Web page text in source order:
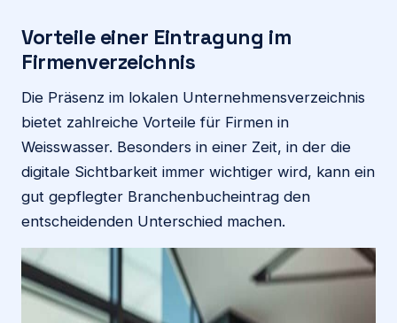
Vorteile einer Eintragung im
Firmenverzeichnis
Die Präsenz im lokalen Unternehmensverzeichnis
bietet zahlreiche Vorteile für Firmen in
Weisswasser. Besonders in einer Zeit, in der die
digitale Sichtbarkeit immer wichtiger wird, kann ein
gut gepflegter Branchenbucheintrag den
entscheidenden Unterschied machen.